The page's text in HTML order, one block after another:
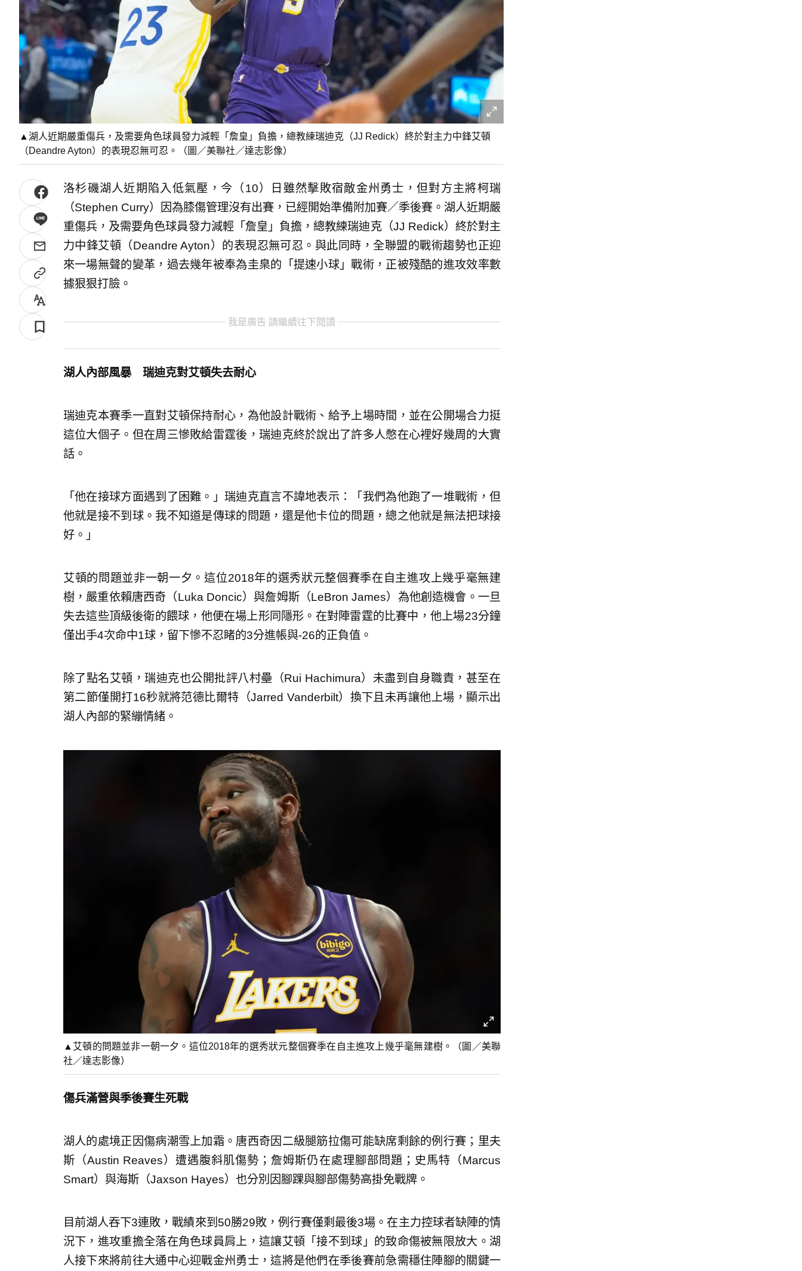
▲湖人近期嚴重傷兵，及需要角色球員發力減輕「詹皇」負擔，總教練瑞迪克（JJ Redick）終於對主力中鋒艾頓
（Deandre Ayton）的表現忍無可忍。（圖／美聯社／達志影像）
洛杉磯湖人近期陷入低氣壓，今（10）日雖然擊敗宿敵金州勇士，但對方主將柯瑞
（Stephen Curry）因為膝傷管理沒有出賽，已經開始準備附加賽／季後賽。湖人近期嚴
重傷兵，及需要角色球員發力減輕「詹皇」負擔，總教練瑞迪克（JJ Redick）終於對主
力中鋒艾頓（Deandre Ayton）的表現忍無可忍。與此同時，全聯盟的戰術趨勢也正迎
來一場無聲的變革，過去幾年被奉為圭臬的「提速小球」戰術，正被殘酷的進攻效率數
據狠狠打臉。
我是廣告 請繼續往下閱讀
湖人內部風暴 瑞迪克對艾頓失去耐心
瑞迪克本賽季一直對艾頓保持耐心，為他設計戰術、給予上場時間，並在公開場合力挺
這位大個子。但在周三慘敗給雷霆後，瑞迪克終於說出了許多人憋在心裡好幾周的大實
話。
「他在接球方面遇到了困難。」瑞迪克直言不諱地表示：「我們為他跑了一堆戰術，但
他就是接不到球。我不知道是傳球的問題，還是他卡位的問題，總之他就是無法把球接
好。」
艾頓的問題並非一朝一夕。這位2018年的選秀狀元整個賽季在自主進攻上幾乎毫無建
樹，嚴重依賴唐西奇（Luka Doncic）與詹姆斯（LeBron James）為他創造機會。一旦
失去這些頂級後衛的餵球，他便在場上形同隱形。在對陣雷霆的比賽中，他上場23分鐘
僅出手4次命中1球，留下慘不忍睹的3分進帳與-26的正負值。
除了點名艾頓，瑞迪克也公開批評八村壘（Rui Hachimura）未盡到自身職責，甚至在
第二節僅開打16秒就將范德比爾特（Jarred Vanderbilt）換下且未再讓他上場，顯示出
湖人內部的緊繃情緒。
▲艾頓的問題並非一朝一夕。這位2018年的選秀狀元整個賽季在自主進攻上幾乎毫無建樹。（圖／美聯
社／達志影像）
傷兵滿營與季後賽生死戰
湖人的處境正因傷病潮雪上加霜。唐西奇因二級腿筋拉傷可能缺席剩餘的例行賽；里夫
斯（Austin Reaves）遭遇腹斜肌傷勢；詹姆斯仍在處理腳部問題；史馬特（Marcus
Smart）與海斯（Jaxson Hayes）也分別因腳踝與腳部傷勢高掛免戰牌。
目前湖人吞下3連敗，戰績來到50勝29敗，例行賽僅剩最後3場。在主力控球者缺陣的情
況下，進攻重擔全落在角色球員肩上，這讓艾頓「接不到球」的致命傷被無限放大。湖
人接下來將前往大通中心迎戰金州勇士，這將是他們在季後賽前急需穩住陣腳的關鍵一